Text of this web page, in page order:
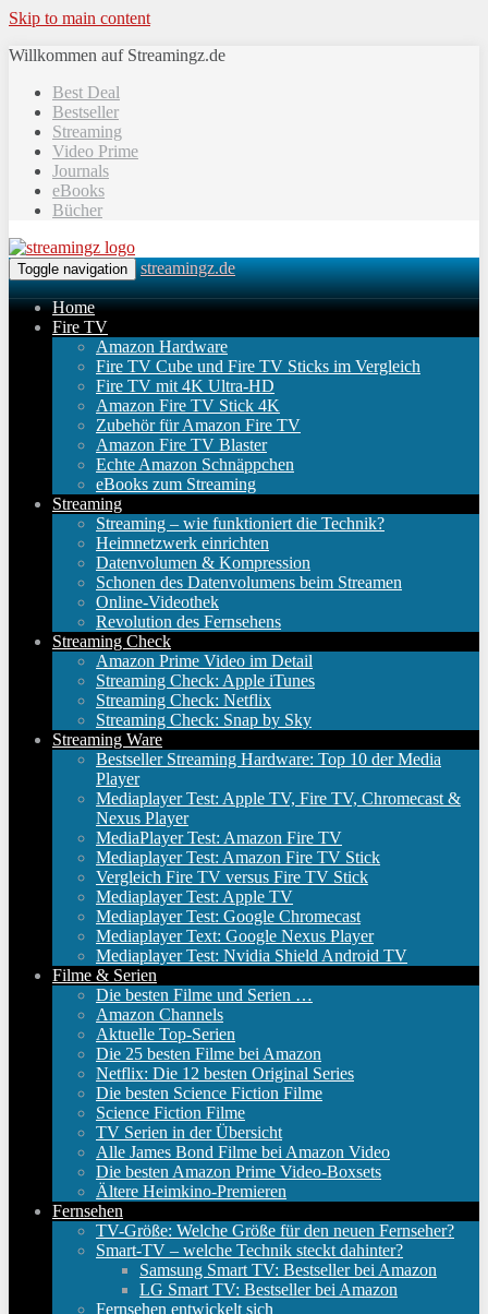
Skip to main content
Willkommen auf Streamingz.de
Best Deal
Bestseller
Streaming
Video Prime
Journals
eBooks
Bücher
Toggle navigation streamingz.de
Home
Fire TV
Amazon Hardware
Fire TV Cube und Fire TV Sticks im Vergleich
Fire TV mit 4K Ultra-HD
Amazon Fire TV Stick 4K
Zubehör für Amazon Fire TV
Amazon Fire TV Blaster
Echte Amazon Schnäppchen
eBooks zum Streaming
Streaming
Streaming – wie funktioniert die Technik?
Heimnetzwerk einrichten
Datenvolumen & Kompression
Schonen des Datenvolumens beim Streamen
Online-Videothek
Revolution des Fernsehens
Streaming Check
Amazon Prime Video im Detail
Streaming Check: Apple iTunes
Streaming Check: Netflix
Streaming Check: Snap by Sky
Streaming Ware
Bestseller Streaming Hardware: Top 10 der Media
Player
Mediaplayer Test: Apple TV, Fire TV, Chromecast &
Nexus Player
MediaPlayer Test: Amazon Fire TV
Mediaplayer Test: Amazon Fire TV Stick
Vergleich Fire TV versus Fire TV Stick
Mediaplayer Test: Apple TV
Mediaplayer Test: Google Chromecast
Mediaplayer Text: Google Nexus Player
Mediaplayer Test: Nvidia Shield Android TV
Filme & Serien
Die besten Filme und Serien …
Amazon Channels
Aktuelle Top-Serien
Die 25 besten Filme bei Amazon
Netflix: Die 12 besten Original Series
Die besten Science Fiction Filme
Science Fiction Filme
TV Serien in der Übersicht
Alle James Bond Filme bei Amazon Video
Die besten Amazon Prime Video-Boxsets
Ältere Heimkino-Premieren
Fernsehen
TV-Größe: Welche Größe für den neuen Fernseher?
Smart-TV – welche Technik steckt dahinter?
Samsung Smart TV: Bestseller bei Amazon
LG Smart TV: Bestseller bei Amazon
Fernsehen entwickelt sich